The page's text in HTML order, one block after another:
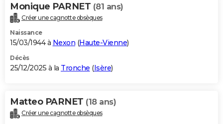
Monique PARNET (81 ans)
Créer une cagnotte obsèques
Naissance
15/03/1944 à Nexon (Haute-Vienne)
Décès
25/12/2025 à la Tronche (Isère)
Matteo PARNET (18 ans)
Créer une cagnotte obsèques